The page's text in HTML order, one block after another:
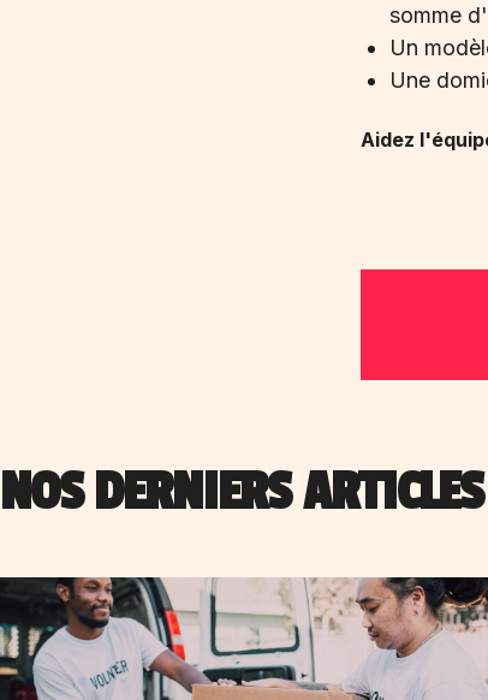
somme
Un
Une
Aidez
NOS DERNIERS